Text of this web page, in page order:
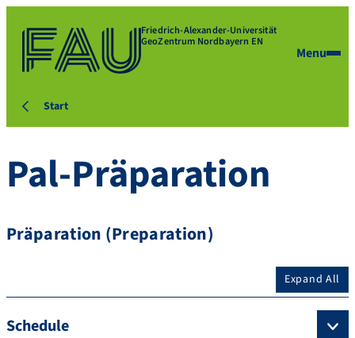
Friedrich-Alexander-Universität
GeoZentrum Nordbayern EN
Menu
Start
Pal-Präparation
Präparation (Preparation)
Expand All
Schedule